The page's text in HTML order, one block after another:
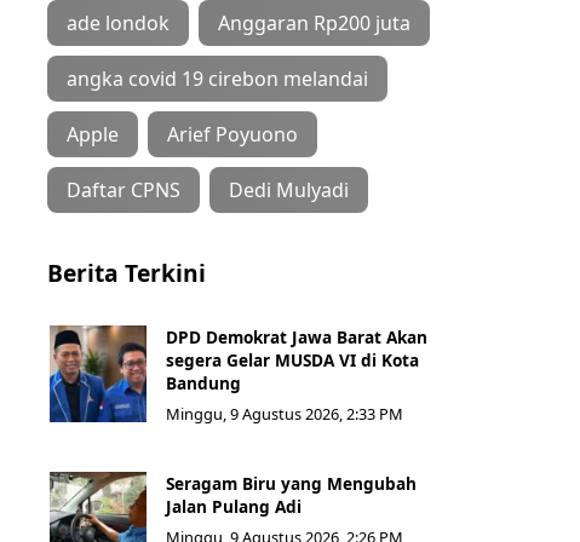
ade londok Anggaran Rp200 juta
angka covid 19 cirebon melandai
Apple Arief Poyuono
Daftar CPNS Dedi Mulyadi
Berita Terkini
DPD Demokrat Jawa Barat Akan
segera Gelar MUSDA VI di Kota
Bandung
Minggu, 9 Agustus 2026, 2:33 PM
Seragam Biru yang Mengubah
Jalan Pulang Adi
Minggu, 9 Agustus 2026, 2:26 PM